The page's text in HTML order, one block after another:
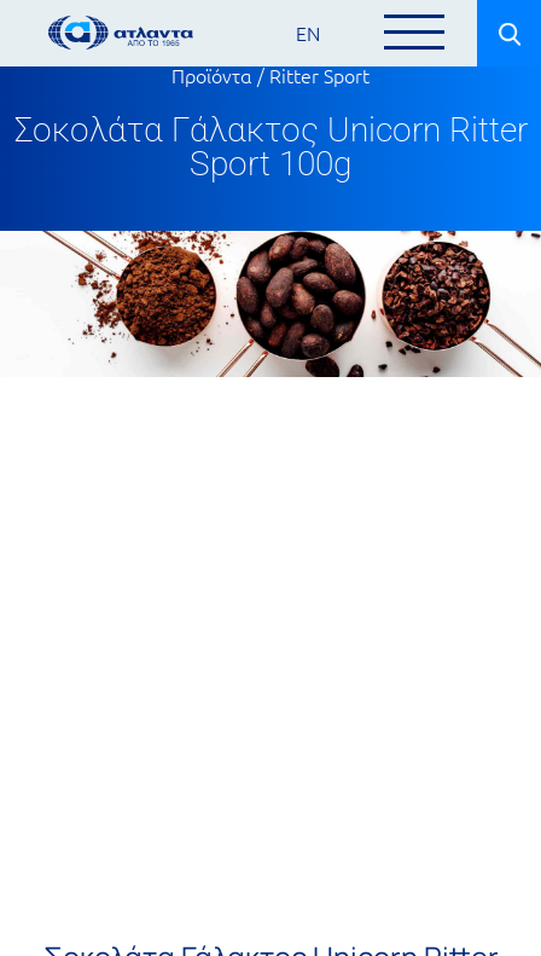
EN
Προϊόντα/Ritter Sport
Σοκολάτα Γάλακτος Unicorn Ritter
Sport 100g